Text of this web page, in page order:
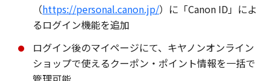
（https://personal.canon.jp/）に「Canon ID」によ
るログイン機能を追加
ログイン後のマイページにて、キヤノンオンライン
ショップで使えるクーポン・ポイント情報を一括で